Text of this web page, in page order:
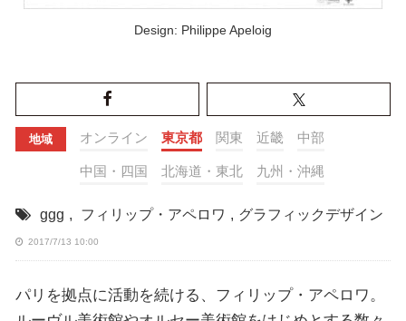
Design: Philippe Apeloig
地域 オンライン 東京都 関東 近畿 中部
中国・四国 北海道・東北 九州・沖縄
ggg , フィリップ・アペロワ , グラフィックデザイン
2017/7/13 10:00
パリを拠点に活動を続ける、フィリップ・アペロワ。